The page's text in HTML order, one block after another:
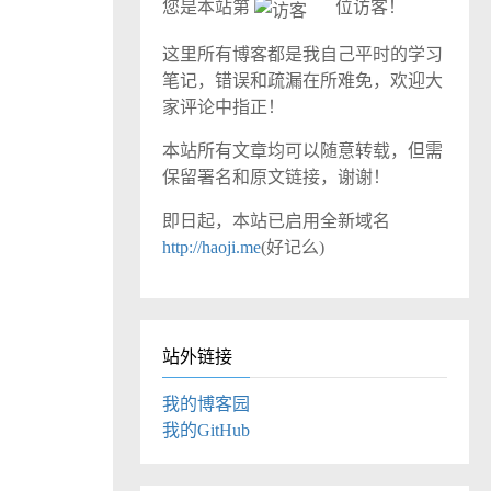
您是本站第 位访客！
这里所有博客都是我自己平时的学习
笔记，错误和疏漏在所难免，欢迎大
家评论中指正！
本站所有文章均可以随意转载，但需
保留署名和原文链接，谢谢！
即日起，本站已启用全新域名
http://haoji.me(好记么)
站外链接
我的博客园
我的GitHub